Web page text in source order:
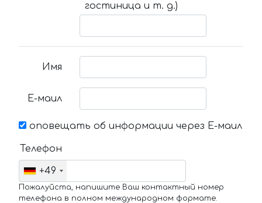
гостиница и т. д.)
Имя
Е-маил
оповещать об информации через Е-маил
Телефон
+49
Пожалуйста, напишите Ваш контактный номер
телефона в полном международном формате.